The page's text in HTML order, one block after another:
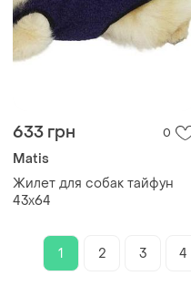
633 грн 0
Matis
Жилет для собак тайфун
43х64
1 2 3 4